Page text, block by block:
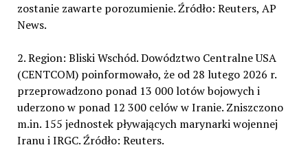
zostanie zawarte porozumienie. Źródło: Reuters, AP
News.
2. Region: Bliski Wschód. Dowództwo Centralne USA
(CENTCOM) poinformowało, że od 28 lutego 2026 r.
przeprowadzono ponad 13 000 lotów bojowych i
uderzono w ponad 12 300 celów w Iranie. Zniszczono
m.in. 155 jednostek pływających marynarki wojennej
Iranu i IRGC. Źródło: Reuters.